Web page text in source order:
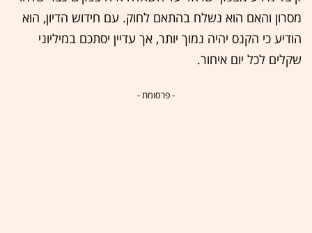
מסרון והאם הוא נשלח בהתאם לחוק. עם חידוש הדיון, הוא
הודיע כי הקנס יהיה נמוך יותר, אך עדיין יסתכם במיליוני
שקלים לכל יום איחור.
- פרסומת -